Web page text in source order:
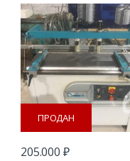
ПРОДАН
205.000 ₽